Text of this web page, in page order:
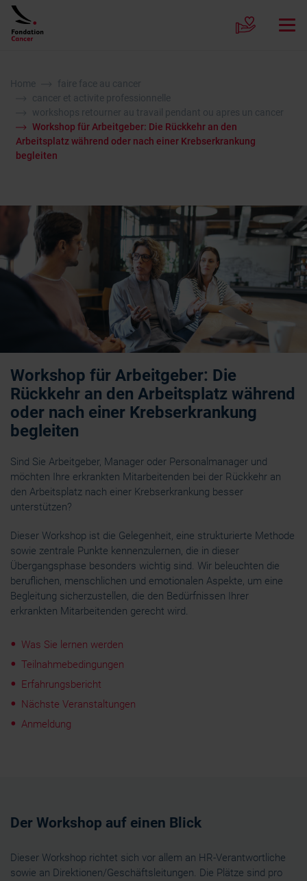
Home
faire face au cancer
cancer et activite professionnelle
workshops retourner au travail pendant ou apres un cancer
Workshop für Arbeitgeber: Die Rückkehr an den
Arbeitsplatz während oder nach einer Krebserkrankung
begleiten
Workshop für Arbeitgeber: Die
Rückkehr an den Arbeitsplatz während
oder nach einer Krebserkrankung
begleiten
Sind Sie Arbeitgeber, Manager oder Personalmanager und
möchten Ihre erkrankten Mitarbeitenden bei der Rückkehr an
den Arbeitsplatz nach einer Krebserkrankung besser
unterstützen?
Dieser Workshop ist die Gelegenheit, eine strukturierte Methode
sowie zentrale Punkte kennenzulernen, die in dieser
Übergangsphase besonders wichtig sind. Wir beleuchten die
beruflichen, menschlichen und emotionalen Aspekte, um eine
Begleitung sicherzustellen, die den Bedürfnissen Ihrer
erkrankten Mitarbeitenden gerecht wird.
Was Sie lernen werden
Teilnahmebedingungen
Erfahrungsbericht
Nächste Veranstaltungen
Anmeldung
Der Workshop auf einen Blick
Dieser Workshop richtet sich vor allem an HR-Verantwortliche
sowie an Direktionen/Geschäftsleitungen. Die Plätze sind pro